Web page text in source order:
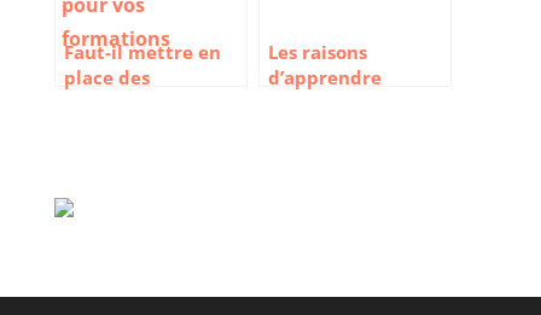
Faut-il mettre en
place des
Les raisons
d’apprendre